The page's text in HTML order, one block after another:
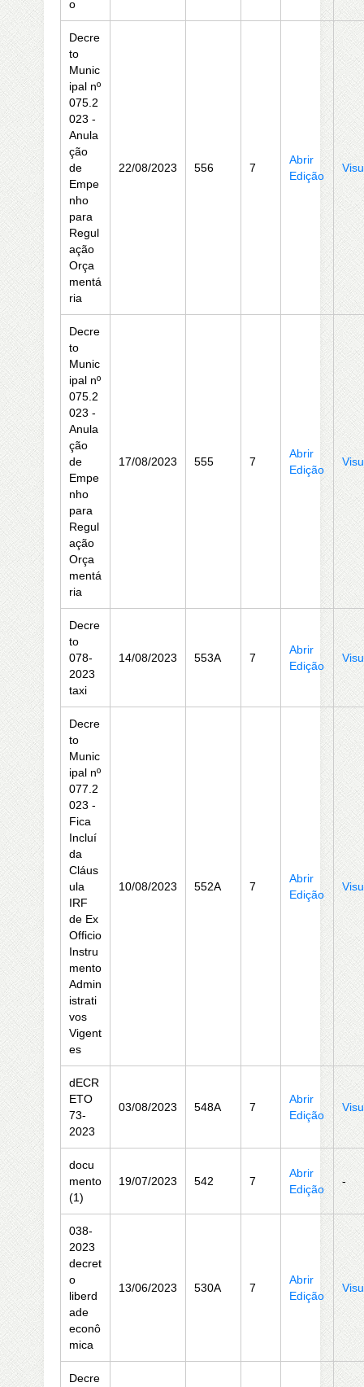
o
Decre
to
Munic
ipal nº
075.2
023 -
Anula
ção
de
Empe
nho
para
Regul
ação
Orça
mentá
ria
22/08/2023 556 7
Abrir
Edição
Decre
to
Munic
ipal nº
075.2
023 -
Anula
ção
de
Empe
nho
para
Regul
ação
Orça
mentá
ria
17/08/2023 555 7
Abrir
Edição
Decre
to
078-
2023
taxi
14/08/2023 553A 7
Abrir
Edição
Decre
to
Munic
ipal nº
077.2
023 -
Fica
Incluí
da
Cláus
ula
IRF
de Ex
Officio
Instru
mento
Admin
istrati
vos
Vigent
es
10/08/2023 552A 7
Abrir
Edição
dECR
ETO
73-
2023
03/08/2023 548A 7
Abrir
Edição
docu
mento
(1)
19/07/2023 542 7
Abrir
Edição
-
038-
2023
decret
o
liberd
ade
econô
mica
13/06/2023 530A 7
Abrir
Edição
Decre